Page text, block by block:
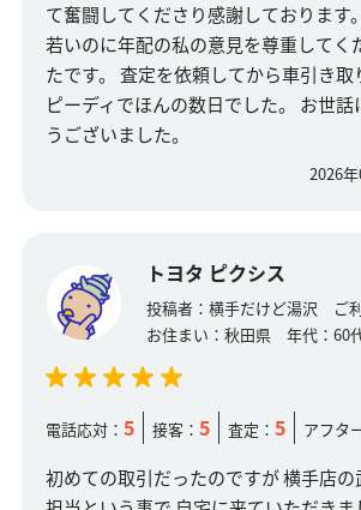
て奮闘してくださり感謝しております
若いのに年配の私の意見を尊重してく
たです。 査定を依頼してから車引き取
ピーディでほんの数日でした。 お世話
うございました。
2026
トヨタ ピクシス
投稿者： 横手だけど湯沢 ご
お住まい： 秋田県 年代： 60
電話応対： 5 接客： 5 査定： 5 アフタ
初めての取引だったのですが 横手店